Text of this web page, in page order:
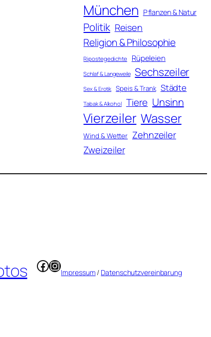
München Pflanzen & Natur
Politik Reisen
Religion & Philosophie
Ripostegedichte Rüpeleien
Schlaf & Langeweile Sechszeiler
Sex & Erotik Speis & Trank Städte
Tabak & Alkohol Tiere Unsinn
Vierzeiler Wasser
Wind & Wetter Zehnzeiler
Zweizeiler
Facebook
Instagram
Impressum / Datenschutzvereinbarung